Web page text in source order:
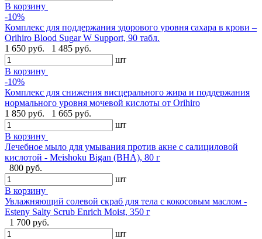
В корзину
-10%
Комплекс для поддержания здорового уровня сахара в крови –
Orihiro Blood Sugar W Support, 90 табл.
1 650 руб.
1 485 руб.
шт
В корзину
-10%
Комплекс для снижения висцерального жира и поддержания
нормального уровня мочевой кислоты от Orihiro
1 850 руб.
1 665 руб.
шт
В корзину
Лечебное мыло для умывания против акне с салициловой
кислотой - Meishoku Bigan (BHA), 80 г
800 руб.
шт
В корзину
Увлажняющий солевой скраб для тела с кокосовым маслом -
Esteny Salty Scrub Enrich Moist, 350 г
1 700 руб.
шт